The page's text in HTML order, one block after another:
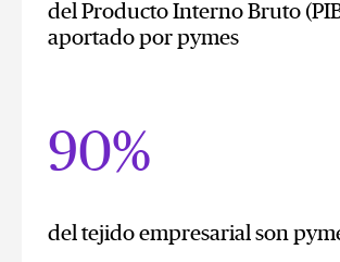
del Producto Interno Bruto
aportado por pymes
90%
del tejido empresarial son